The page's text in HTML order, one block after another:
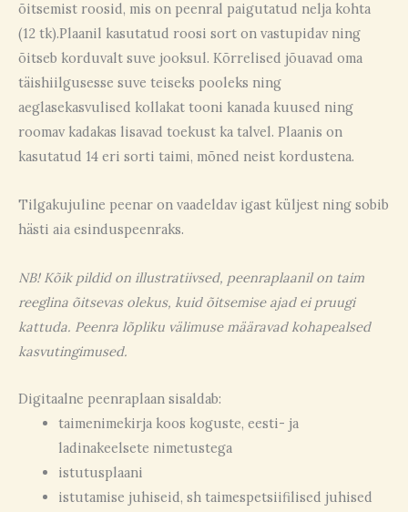
õitsemist roosid, mis on peenral paigutatud nelja kohta
(12 tk).Plaanil kasutatud roosi sort on vastupidav ning
õitseb korduvalt suve jooksul. Kõrrelised jõuavad oma
täishiilgusesse suve teiseks pooleks ning
aeglasekasvulised kollakat tooni kanada kuused ning
roomav kadakas lisavad toekust ka talvel. Plaanis on
kasutatud 14 eri sorti taimi, mõned neist kordustena.
Tilgakujuline peenar on vaadeldav igast küljest ning sobib
hästi aia esinduspeenraks.
NB! Kõik pildid on illustratiivsed, peenraplaanil on taim
reeglina õitsevas olekus, kuid õitsemise ajad ei pruugi
kattuda. Peenra lõpliku välimuse määravad kohapealsed
kasvutingimused.
Digitaalne peenraplaan sisaldab:
taimenimekirja koos koguste, eesti- ja
ladinakeelsete nimetustega
istutusplaani
istutamise juhiseid, sh taimespetsiifilised juhised